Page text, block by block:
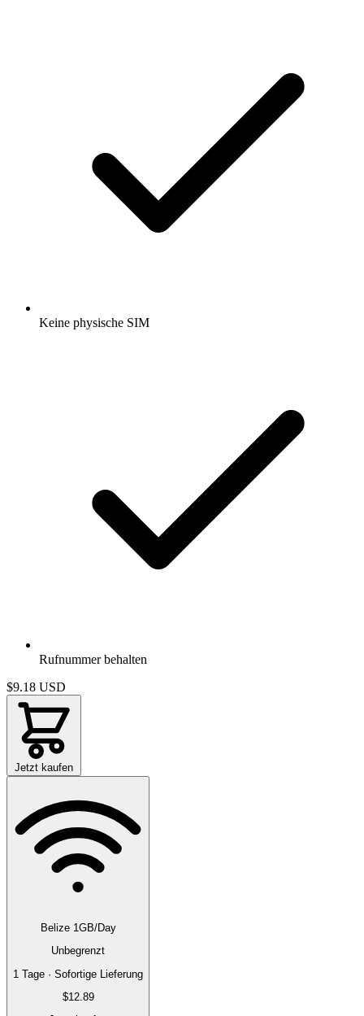
Keine physische SIM
Rufnummer behalten
$9.18 USD
Jetzt kaufen
Belize 1GB/Day
Unbegrenzt
1 Tage · Sofortige Lieferung
$12.89